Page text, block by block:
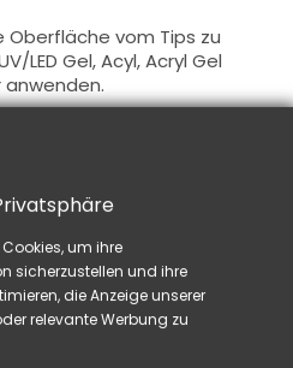
Oberflächevom Tips zu
LED Gel,Acyl, Acryl Gel
anwenden.
auf demKlebeband, es
IHNEN AUCH
um ihre
sicherzustellen und ihre
die Anzeige unserer
relevante Werbung zu